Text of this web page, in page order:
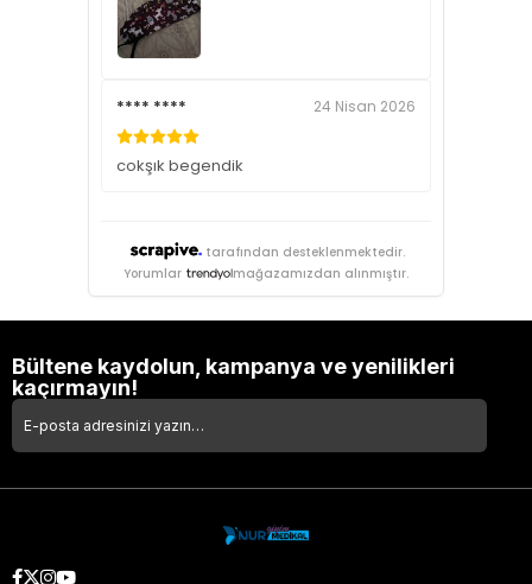
**** **** 24 Nisan 2026
cokşık begendik
tarafından desteklenmektedir.
Yorumlar
mağazamızdan alınmıştır.
Bültene kaydolun, kampanya ve yenilikleri
kaçırmayın!